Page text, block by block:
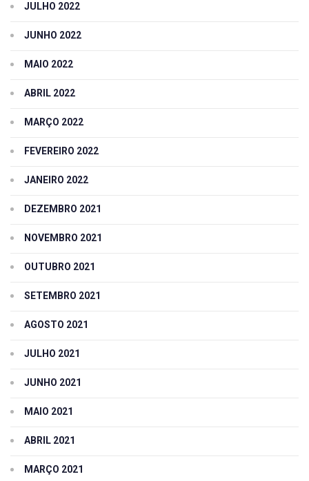
JULHO 2022
JUNHO 2022
MAIO 2022
ABRIL 2022
MARÇO 2022
FEVEREIRO 2022
JANEIRO 2022
DEZEMBRO 2021
NOVEMBRO 2021
OUTUBRO 2021
SETEMBRO 2021
AGOSTO 2021
JULHO 2021
JUNHO 2021
MAIO 2021
ABRIL 2021
MARÇO 2021